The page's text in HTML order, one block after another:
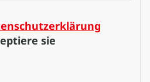
sie